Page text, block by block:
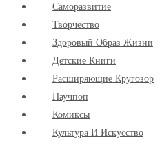
Cаморазвитие
Творчество
Здоровый Образ Жизни
Детские Книги
Расширяющие Кругозор
Научпоп
Комиксы
Культура И Искусство